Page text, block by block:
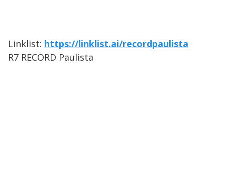
Linklist: https://linklist.ai/recordpaulista
R7 RECORD Paulista